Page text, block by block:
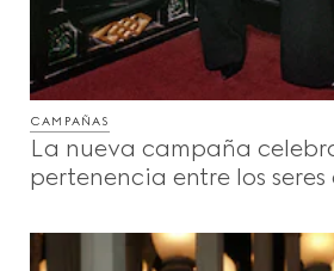
CAMPAÑAS
La nueva campaña
pertenencia entre los seres